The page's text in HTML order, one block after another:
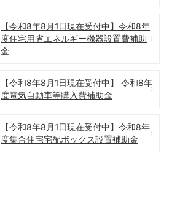
【令和8年8月1日現在受付中】令和8年
度住宅用省エネルギー機器設置費補助
金
【令和8年8月1日現在受付中】 令和8年
度電気自動車等購入費補助金
【令和8年8月1日現在受付中】令和8年
度集合住宅宅配ボックス設置補助金